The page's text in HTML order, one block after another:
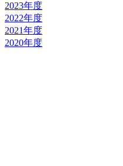
2023年度
2022年度
2021年度
2020年度